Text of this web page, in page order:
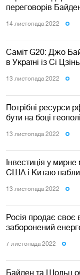
переговорів
14 листопада 2022
Саміт G20: Джо
в Україні із Сі
13 листопада 2022
Потрібні ресурси
бути на боці
13 листопада 2022
Інвестиція у
США і Китаю
13 листопада 2022
Росія продає своє
заборонений
7 листопада 2022
Байден та Шольц